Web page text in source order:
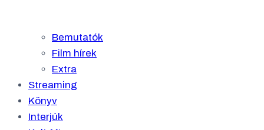
Bemutatók
Film hírek
Extra
Streaming
Könyv
Interjúk